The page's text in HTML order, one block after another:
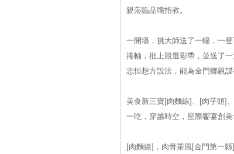
親蒞臨品嚐指教。
一開塲，挑大師送了一幅，一
捲軸，批上競選彩帶，並送了
志恒想方設法，能為金門鄉親謀
美食新三寶[肉麵線]、[肉芋頭]
一吃，穿越時空，星際饗宴創美
[肉麵線]，肉骨茶風[金門第一